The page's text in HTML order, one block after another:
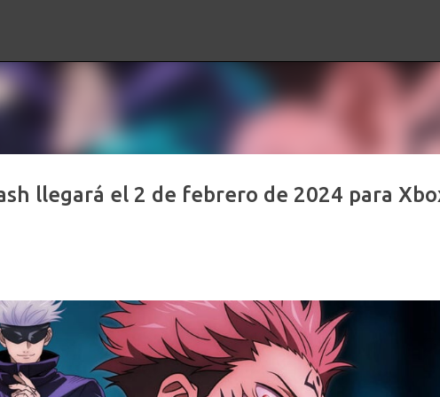
llegará el 2 de febrero de 2024 para